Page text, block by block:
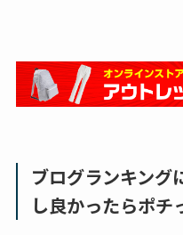
ブログランキング
し良かったらポチ